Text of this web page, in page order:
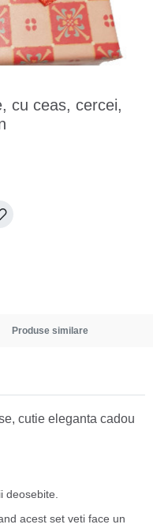
cu ceas, cercei,
Produse similare
cutie eleganta cadou
deosebite.
acest set veti face un